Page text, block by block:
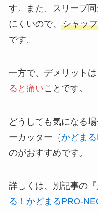
す。また、スリーブ
にくいので、 シャッ
です。
一方で、デメリットは
ると痛いことです。
どうしても気になる
ーカッター（かどま
のがおすすめです。
詳しくは、別記事の『
る！かどまるPRO-